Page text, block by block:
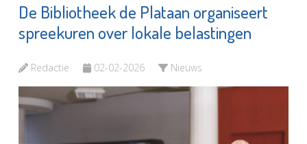
De Bibliotheek de Plataan organiseert
spreekuren over lokale belastingen
Redactie 02-02-2026 Nieuws